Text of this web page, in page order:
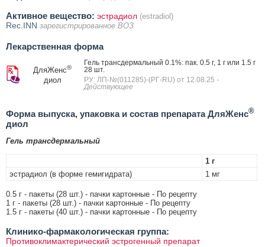
Активное вещество: эстрадиол (estradiol)
Rec.INN зарегистрированное ВОЗ
Лекарственная форма
ДляЖенс®
диол
Гель трансдермальный 0.1%: пак. 0.5 г, 1 г или 1.5 г
28 шт.
РУ: ЛП-№(011285)-(РГ-RU) от 12.08.25 -
Действующее
Форма выпуска, упаковка и состав препарата ДляЖенс®
диол
Гель трансдермальный
1 г
эстрадиол (в форме гемигидрата)
1 мг
0.5 г - пакеты (28 шт.) - пачки картонные - По рецепту
1 г - пакеты (28 шт.) - пачки картонные - По рецепту
1.5 г - пакеты (40 шт.) - пачки картонные - По рецепту
Клинико-фармакологическая группа:
Противоклимактерический эстрогенный препарат